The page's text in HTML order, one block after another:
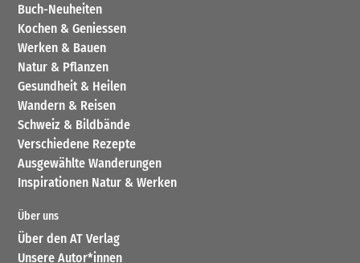
Buch-Neuheiten
Kochen & Geniessen
Werken & Bauen
Natur & Pflanzen
Gesundheit & Heilen
Wandern & Reisen
Schweiz & Bildbände
Verschiedene Rezepte
Ausgewählte Wanderungen
Inspirationen Natur & Werken
Über uns
Über den AT Verlag
Unsere Autor*innen